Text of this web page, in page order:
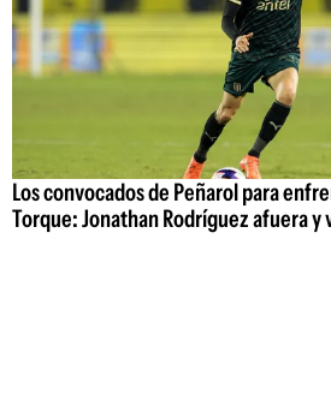
Los convocados de Peñarol para
Torque: Jonathan Rodríguez afuera y